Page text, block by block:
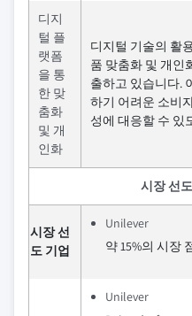
디지
털 플
랫폼
을 통
한 맞
춤화
및 개
인화
디지털 기술의 활
품 맞춤화 및 개인
출하고 있습니다.
하기 어려운 소비
성에 대응할 수 있
시장 선
시장 선
도 기업
Unilever
약 15%의 시장
Unilever